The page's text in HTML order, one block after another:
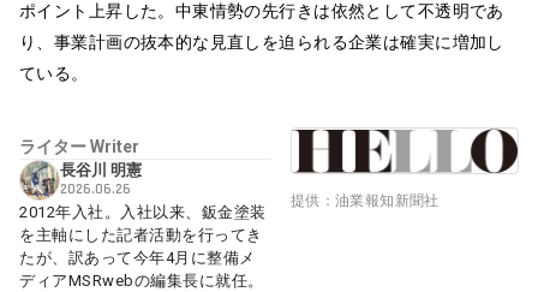
ポイント上昇した。中東情勢の先行きは依然として不透明であ
り、事業計画の抜本的な見直しを迫られる企業は確実に増加し
ている。
提供：油業報知新聞社
ライターWriter
長谷川 明憲
2026.06.26
2012年入社。入社以来、鈑金塗装
を主軸にした記者活動を行ってき
たが、訳あって今年4月に整備メ
ディアMSRwebの編集長に就任。